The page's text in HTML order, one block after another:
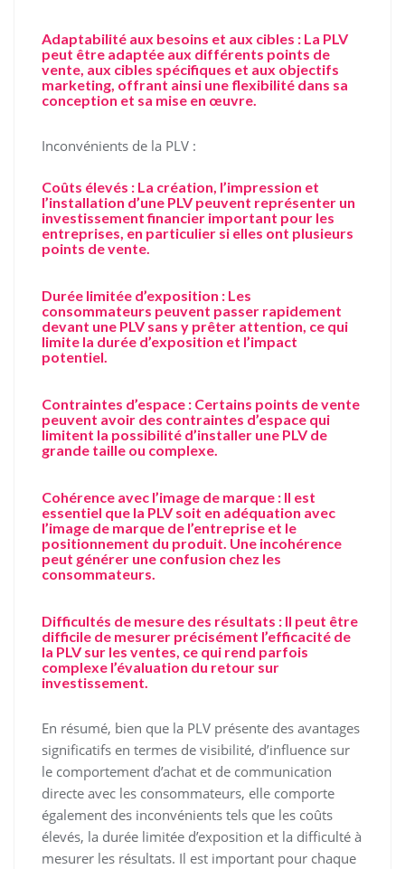
Adaptabilité aux besoins et aux cibles : La PLV
peut être adaptée aux différents points de
vente, aux cibles spécifiques et aux objectifs
marketing, offrant ainsi une flexibilité dans sa
conception et sa mise en œuvre.
Inconvénients de la PLV :
Coûts élevés : La création, l’impression et
l’installation d’une PLV peuvent représenter un
investissement financier important pour les
entreprises, en particulier si elles ont plusieurs
points de vente.
Durée limitée d’exposition : Les
consommateurs peuvent passer rapidement
devant une PLV sans y prêter attention, ce qui
limite la durée d’exposition et l’impact
potentiel.
Contraintes d’espace : Certains points de vente
peuvent avoir des contraintes d’espace qui
limitent la possibilité d’installer une PLV de
grande taille ou complexe.
Cohérence avec l’image de marque : Il est
essentiel que la PLV soit en adéquation avec
l’image de marque de l’entreprise et le
positionnement du produit. Une incohérence
peut générer une confusion chez les
consommateurs.
Difficultés de mesure des résultats : Il peut être
difficile de mesurer précisément l’efficacité de
la PLV sur les ventes, ce qui rend parfois
complexe l’évaluation du retour sur
investissement.
En résumé, bien que la PLV présente des avantages
significatifs en termes de visibilité, d’influence sur
le comportement d’achat et de communication
directe avec les consommateurs, elle comporte
également des inconvénients tels que les coûts
élevés, la durée limitée d’exposition et la difficulté à
mesurer les résultats. Il est important pour chaque